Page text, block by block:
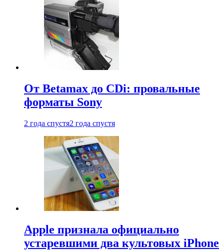
От Betamax до CDi: провальные
форматы Sony
2 года спустя2 года спустя
Apple признала официально
устаревшими два культовых iPhone